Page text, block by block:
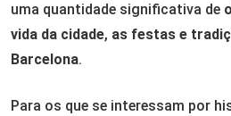
uma quantidade significativa de
vida da cidade, as festas e
Barcelona.
Para os que se interessam por